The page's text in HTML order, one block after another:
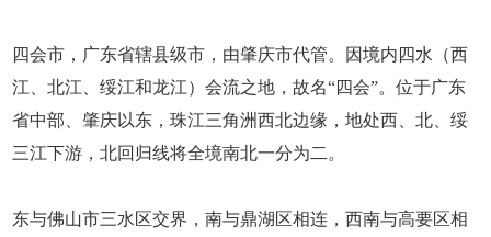
四会市，广东省辖县级市，由肇庆市代管。因境内四水（西
江、北江、绥江和龙江）会流之地，故名“四会”。位于广东
省中部、肇庆以东，珠江三角洲西北边缘，地处西、北、绥
三江下游，北回归线将全境南北一分为二。
东与佛山市三水区交界，南与鼎湖区相连，西南与高要区相